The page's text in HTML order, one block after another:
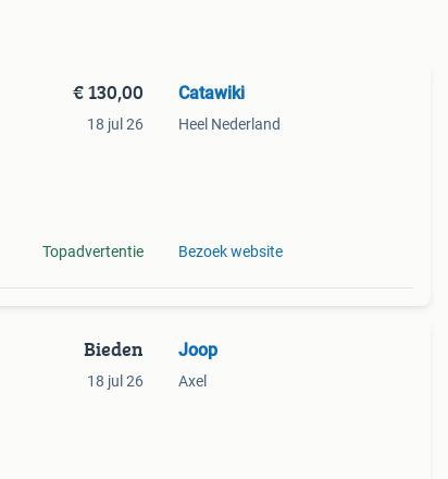
€ 130,00
18 jul 26
Topadvertentie
Catawiki
Heel Nederland
Bezoek website
Bieden
18 jul 26
Joop
Axel